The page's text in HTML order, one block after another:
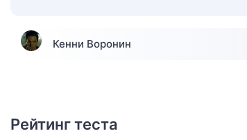
Кенни Воронин
Рейтинг теста